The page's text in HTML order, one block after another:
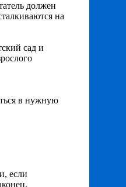
должен
на
сад и
в нужную
если